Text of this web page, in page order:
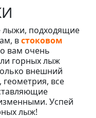
лыжи, подходящие
встоковом
вам очень
горных лыж
внешний
геометрия, все
Успей
лыж!